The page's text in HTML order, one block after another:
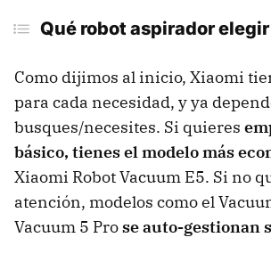
Qué robot aspirador elegir
Como dijimos al inicio, Xiaomi
para cada necesidad, y ya
busques/necesites. Si quieres
básico, tienes el modelo más
Xiaomi Robot Vacuum E5. Si no
atención, modelos como el
Vacuum 5 Prose auto-gestionan